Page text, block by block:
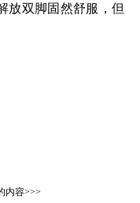
放双脚固然舒服，但
内容>>>